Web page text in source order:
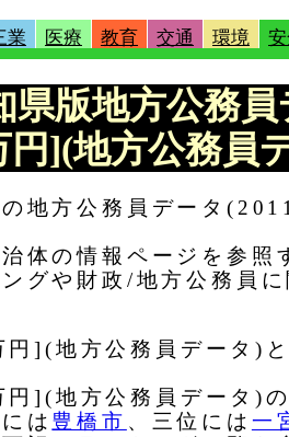
業 医療 教育 交通 環境
版地方公務
](地方公務員
地方公務員データ
体の情報ページを参照
グや財政/地方公務員
](地方公務員データ)
](地方公務員データ)
は 豊橋市 、三位には 一